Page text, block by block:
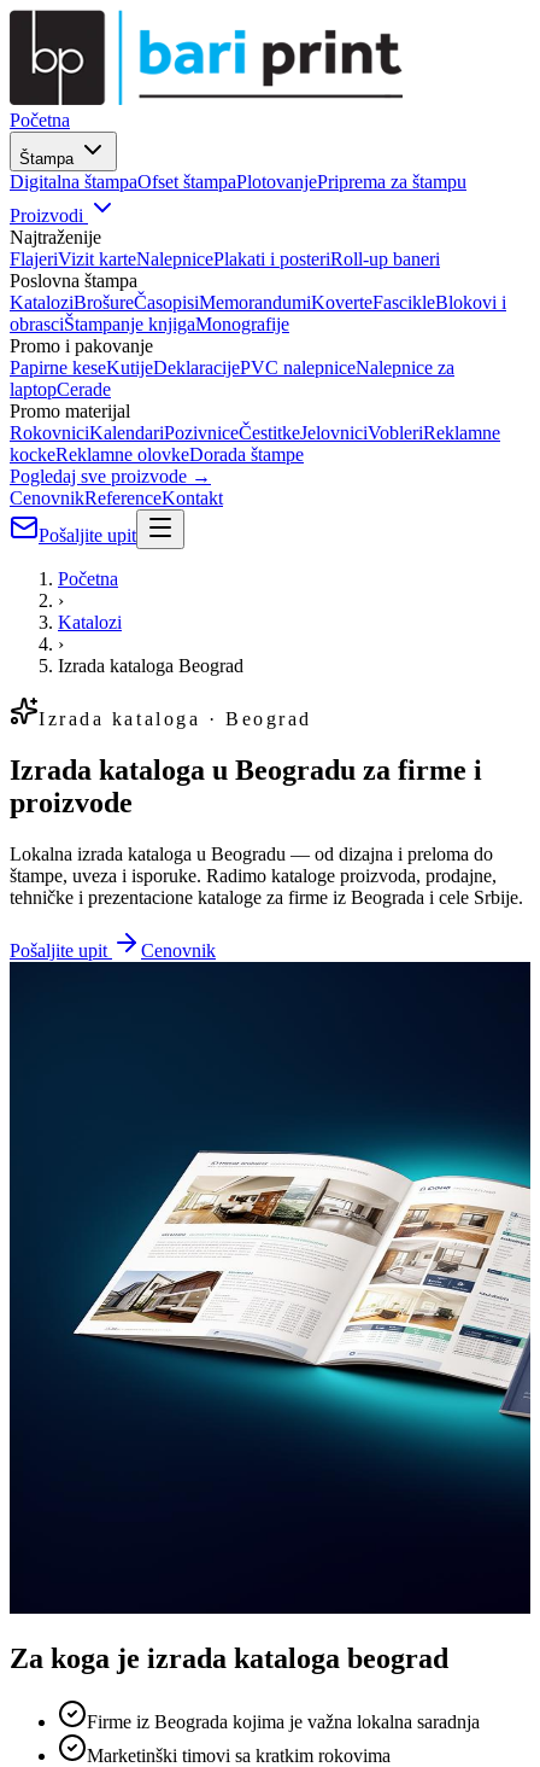
Početna
Štampa
Digitalna štampaOfset štampaPlotovanjePriprema za štampu
Proizvodi
Najtraženije
FlajeriVizit karteNalepnicePlakati i posteriRoll-up baneri
Poslovna štampa
KataloziBrošureČasopisiMemorandumiKoverteFascikleBlokovi i
obrasciŠtampanje knjigaMonografije
Promo i pakovanje
Papirne keseKutijeDeklaracijePVC nalepniceNalepnice za
laptopCerade
Promo materijal
RokovniciKalendariPozivniceČestitkeJelovniciVobleriReklamne
kockeReklamne olovkeDorada štampe
Pogledaj sve proizvode →
CenovnikReferenceKontakt
Pošaljite upit
Početna
›
Katalozi
›
Izrada kataloga Beograd
Izrada kataloga · Beograd
Izrada kataloga u Beogradu za firme i
proizvode
Lokalna izrada kataloga u Beogradu — od dizajna i preloma do
štampe, uveza i isporuke. Radimo kataloge proizvoda, prodajne,
tehničke i prezentacione kataloge za firme iz Beograda i cele Srbije.
Pošaljite upit Cenovnik
Za koga je izrada kataloga beograd
Firme iz Beograda kojima je važna lokalna saradnja
Marketinški timovi sa kratkim rokovima